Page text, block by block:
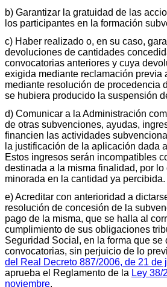
b) Garantizar la gratuidad de las
los participantes en la formación
c) Haber realizado o, en su caso,
devoluciones de cantidades
convocatorias anteriores y cuya
exigida mediante reclamación previa
mediante resolución de procedencia
se hubiera producido la suspensión
d) Comunicar a la Administración
de otras subvenciones, ayudas,
financien las actividades
la justificación de la aplicación dada
Estos ingresos serán incompatibles
destinada a la misma finalidad, por lo
minorada en la cantidad ya percibida.
e) Acreditar con anterioridad a
resolución de concesión de la
pago de la misma, que se halla al
cumplimiento de sus obligaciones
Seguridad Social, en la forma que se
convocatorias, sin perjuicio de lo
del Real Decreto 887/2006, de 21 de
aprueba el Reglamento de la Ley 38/
noviembre.